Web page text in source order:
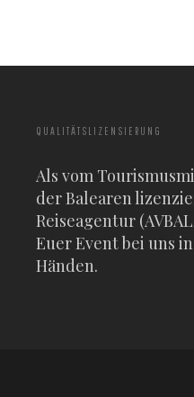
QUALITÄTSLIZENSIERUNG
Als vom
der Balearen
Reiseagentur
Euer Event bei uns
Händen.